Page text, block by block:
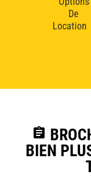
De
Location
assignment
BIEN